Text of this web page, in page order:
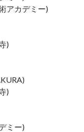
アカデミー)
)
)
ミー)